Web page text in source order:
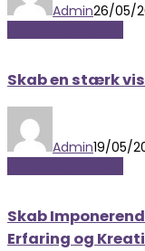
Admin26/05/
Skab en stærk
Admin19/05/
Skab
Erfaring og